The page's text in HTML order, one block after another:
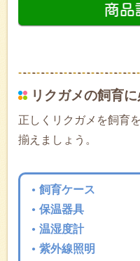
リクガメの飼育
正しくリクガメを飼育
揃えましょう。
飼育ケース
保温器具
温湿度計
紫外線照明